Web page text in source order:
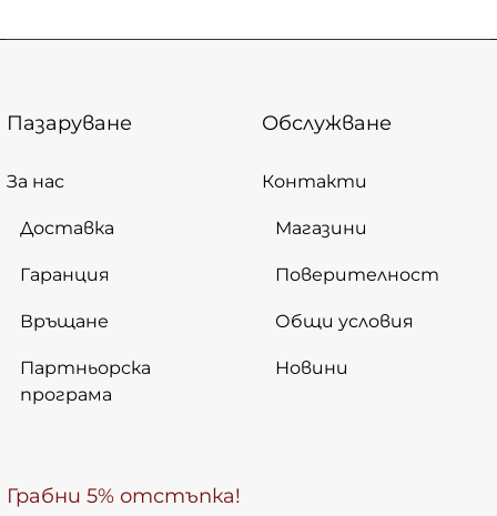
Пазаруване
За нас
Доставка
Гаранция
Връщане
Партньорска
програма
Обслужване
Контакти
Магазини
Поверителност
Общи условия
Новини
Грабни 5% отстъпка!